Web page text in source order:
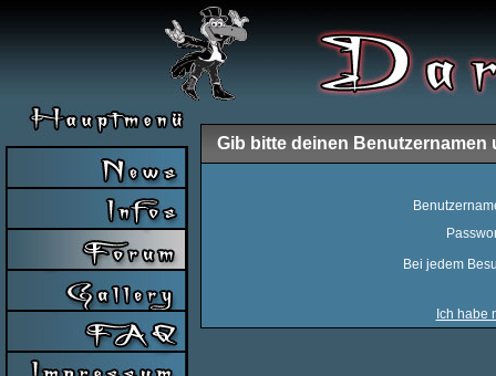
Gib bitte deinen
Bei jedem
Ich habe